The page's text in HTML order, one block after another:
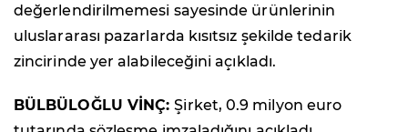
değerlendirilmemesi sayesinde ürünlerinin
uluslararası pazarlarda kısıtsız şekilde tedarik
zincirinde yer alabileceğini açıkladı.
BÜLBÜLOĞLU VİNÇ:Şirket, 0.9 milyon euro